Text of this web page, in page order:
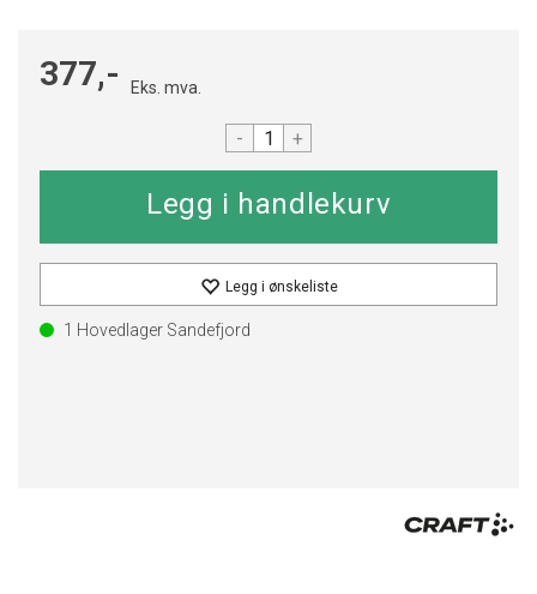
Eks. mva.
377,-
- +
Legg i ønskeliste
1 Hovedlager Sandefjord